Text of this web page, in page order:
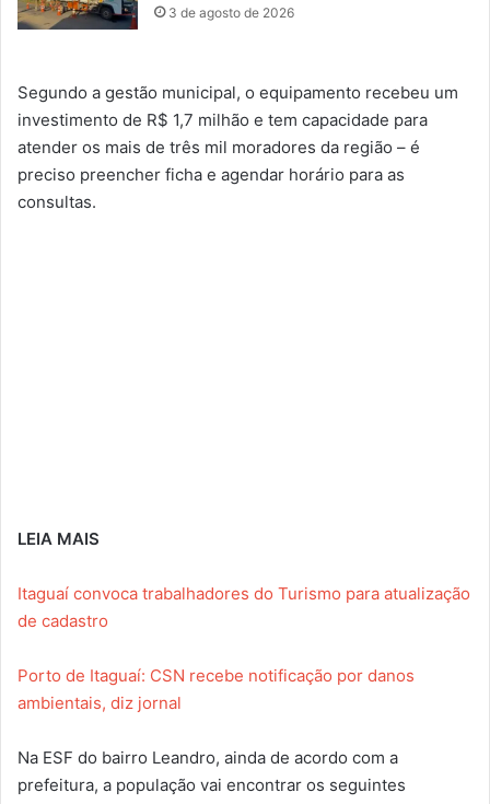
3 de agosto de 2026
Segundo a gestão municipal, o equipamento recebeu um
investimento de R$ 1,7 milhão e tem capacidade para
atender os mais de três mil moradores da região – é
preciso preencher ficha e agendar horário para as
consultas.
LEIA MAIS
Itaguaí convoca trabalhadores do Turismo para atualização
de cadastro
Porto de Itaguaí: CSN recebe notificação por danos
ambientais, diz jornal
Na ESF do bairro Leandro, ainda de acordo com a
prefeitura, a população vai encontrar os seguintes